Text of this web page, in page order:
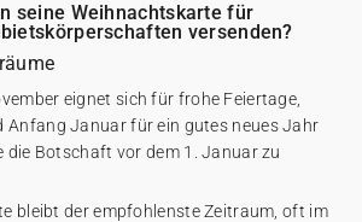
seine Weihnachtskarte für
versenden?
eignet sich für frohe Feiertage,
Anfang Januar für ein gutes neues Jahr
die Botschaft vor dem 1. Januar zu
bleibt der empfohlenste Zeitraum, oft im